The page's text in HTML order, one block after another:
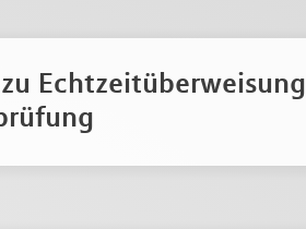
Echtzeitüberweisung